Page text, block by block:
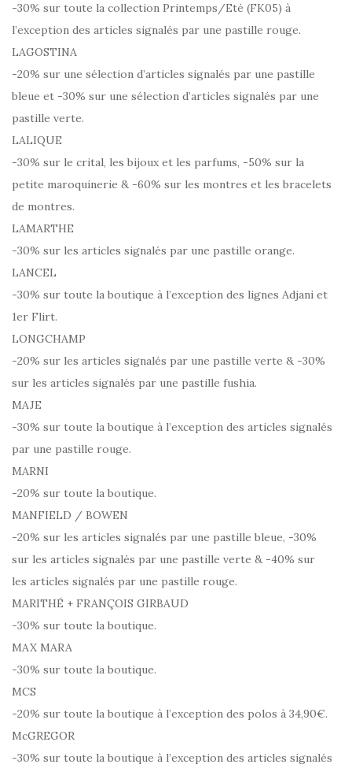
-30% sur toute la collection Printemps/Eté (FK05) à
l’exception des articles signalés par une pastille rouge.
LAGOSTINA
-20% sur une sélection d’articles signalés par une pastille
bleue et -30% sur une sélection d’articles signalés par une
pastille verte.
LALIQUE
-30% sur le crital, les bijoux et les parfums, -50% sur la
petite maroquinerie & -60% sur les montres et les bracelets
de montres.
LAMARTHE
-30% sur les articles signalés par une pastille orange.
LANCEL
-30% sur toute la boutique à l’exception des lignes Adjani et
1er Flirt.
LONGCHAMP
-20% sur les articles signalés par une pastille verte & -30%
sur les articles signalés par une pastille fushia.
MAJE
-30% sur toute la boutique à l’exception des articles signalés
par une pastille rouge.
MARNI
-20% sur toute la boutique.
MANFIELD / BOWEN
-20% sur les articles signalés par une pastille bleue, -30%
sur les articles signalés par une pastille verte & -40% sur
les articles signalés par une pastille rouge.
MARITHÉ + FRANÇOIS GIRBAUD
-30% sur toute la boutique.
MAX MARA
-30% sur toute la boutique.
MCS
-20% sur toute la boutique à l’exception des polos à 34,90€.
McGREGOR
-30% sur toute la boutique à l’exception des articles signalés